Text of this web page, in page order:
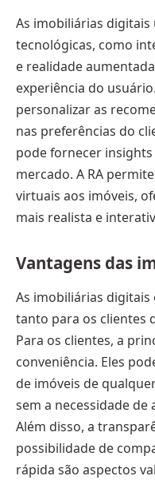
As imobiliárias
tecnológicas, como
e realidade
experiência do
personalizar as
nas preferências do
pode fornecer
mercado. A RA
virtuais aos imóveis,
mais realista e
Vantagens das
As imobiliárias digitais
tanto para os clientes
Para os clientes, a
conveniência. Eles
de imóveis de
sem a necessidade de
Além disso, a
possibilidade de
rápida são aspectos